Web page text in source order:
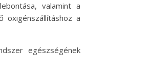
valamint a
oxigénszállításhoz a
egészségének